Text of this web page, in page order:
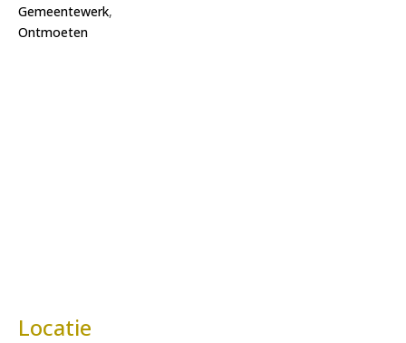
Gemeentewerk,
Ontmoeten
Locatie